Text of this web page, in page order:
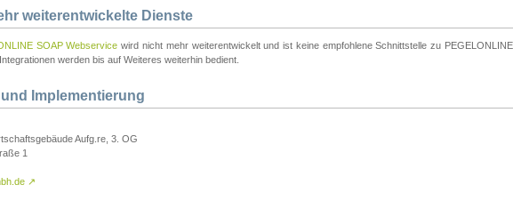
weiterentwickelte Dienste
SOAP Webservice wird nicht mehr weiterentwickelt und ist keine empfohlene Schnittstelle zu
werden bis auf Weiteres weiterhin bedient.
Implementierung
Aufg.re, 3. OG
1
↗